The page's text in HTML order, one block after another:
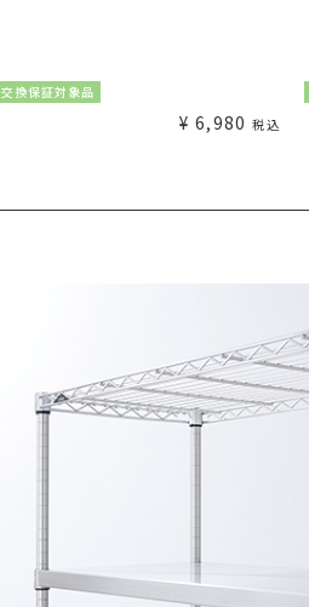
交換保証対象品
¥ 6,980 税込